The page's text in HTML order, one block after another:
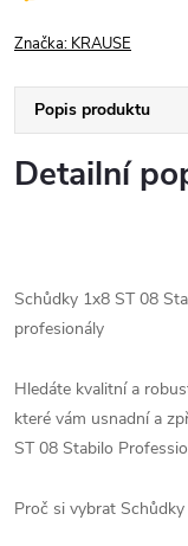
Značka: KRAUSE
Popis produktu
Detailní
Schůdky 1x8 ST 08
profesionály
Hledáte kvalitní a
které vám usnadní a
ST 08 Stabilo
Proč si vybrat